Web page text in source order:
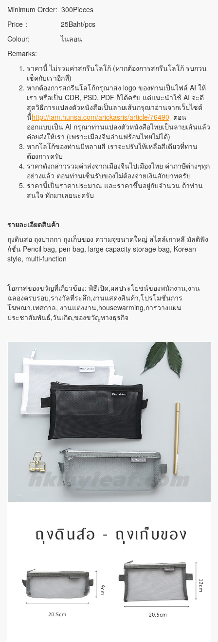
Minimum Order: 300Pieces
Price： 25Baht/pcs
Colour: ไนลอน
Remarks:
ราคานี้ ไม่รวมค่าสกรีนโลโก้ (หากต้องการสกรีนโลโก้ รบกวน
เช็คกับเราอีกที่)
หากต้องการสกรีนโลโก้กรุณาส่ง logo ของท่านเป็นไฟล์ AI ให้
เรา หรือเป็น CDR, PSD, PDF ก็ได้ครับ แต่แนะนำใช้ AI จะดี
สุดวิธีการแปลงตัวหนังสือเป็นลายเส้นกรุณาอ่านจากเว็ปไซต์
นี้http://iam.hunsa.com/arickasris/article/76490 ตอน
ออกแบบเป็น AI กรุณาท่านแปลงตัวหนังสือไทยเป็นลายเส้นแล้ว
ค่อยส่งให้เรา (เพราะเมืองจีนอ่านฟร้อนไทยไม่ได้)
หากโลโก้ของท่านมีหลายสี เราจะปรับให้เหลือสีเดียวที่ท่าน
ต้องการครับ
ราคาดังกล่าวรวมค่าส่งจากเมืองจีนไปเมืองไทย ค่าภาษีต่างๆทุก
อย่างแล้ว ตอนท่านเซ็นรับของไม่ต้องจ่ายเงินสักบาทครับ
ราคานี้เป็นราคาประมาณ และราคาขึ้นอยู่กับจำนวน ถ้าท่าน
สนใจ ทักมาเลยนะครับ
รายละเอียดสินค้า
ถุงดินสอ ถุงปากกา ถุงเก็บของ ความจุขนาดใหญ่ สไตล์เกาหลี มัลติฟัง
ก์ชั่น Pencil bag, pen bag, large capacity storage bag, Korean
style, multi-function
โอกาสของขวัญที่เกี่ยวข้อง: พิธีเปิด,ผลประโยชน์ของพนักงาน,งาน
ฉลองครบรอบ,รางวัลที่ระลึก,งานแสดงสินค้า,โปรโมชั่นการ
โฆษณา,เทศกาล, งานแต่งงาน,housewarming,การวางแผน
ประชาสัมพันธ์,วันเกิด,ของขวัญทางธุรกิจ